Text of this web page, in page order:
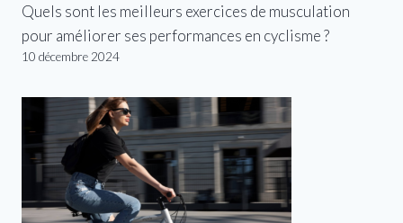
Quels sont les meilleurs exercices de musculation
pour améliorer ses performances en cyclisme ?
10 décembre 2024